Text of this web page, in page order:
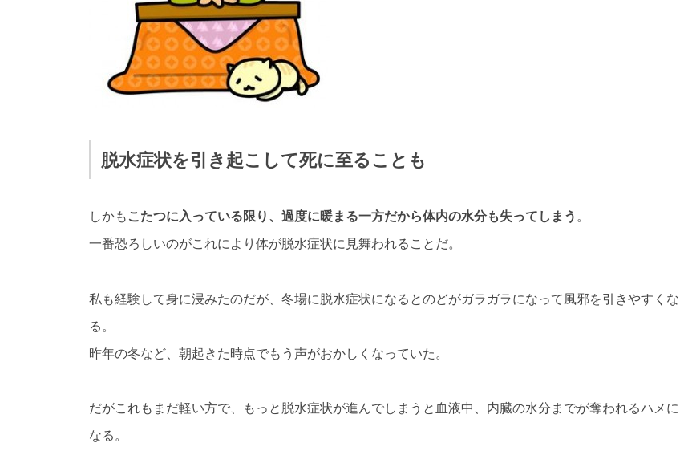
脱水症状を引き起こして死に至ることも
しかも こたつに入っている限り、過度に暖まる一方だから体内の水分も失ってしまう 。
一番恐ろしいのがこれにより体が脱水症状に見舞われることだ。
私も経験して身に浸みたのだが、冬場に脱水症状になるとのどがガラガラになって風邪を引きやすくな
る。
昨年の冬など、朝起きた時点でもう声がおかしくなっていた。
だがこれもまだ軽い方で、もっと脱水症状が進んでしまうと血液中、内臓の水分までが奪われるハメに
なる。